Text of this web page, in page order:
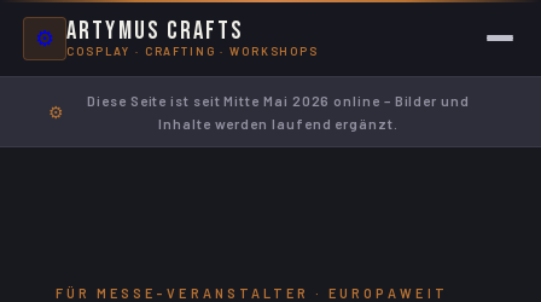
⚙️ Artymus Crafts
COSPLAY · CRAFTING · WORKSHOPS
⚙️
Diese Seite ist seit Mitte Mai 2026 online – Bilder und
Inhalte werden laufend ergänzt.
FÜR MESSE-VERANSTALTER · EUROPAWEIT